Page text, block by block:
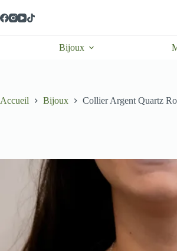
au
contenu
Bijoux
Accueil Bijoux Collier Argent Quartz